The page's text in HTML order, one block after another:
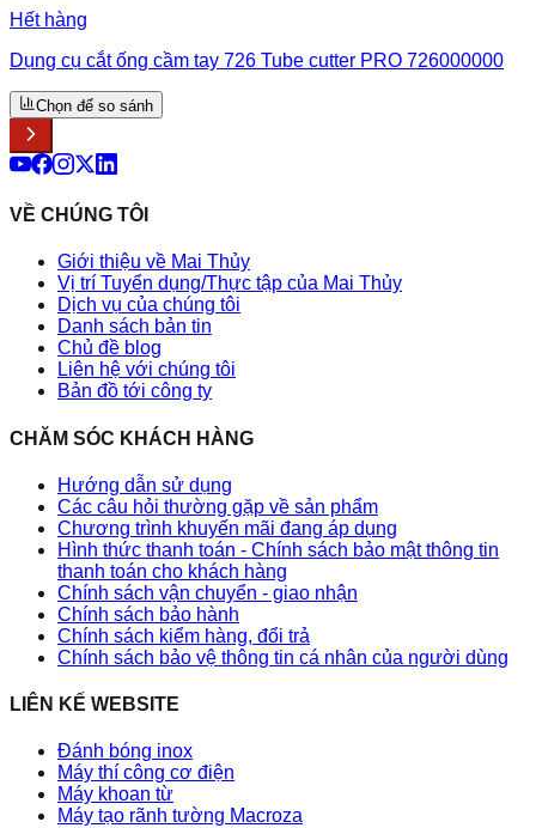
Hết hàng
Dụng cụ cắt ống cầm tay 726 Tube cutter PRO 726000000
Chọn để so sánh
VỀ CHÚNG TÔI
Giới thiệu về Mai Thủy
Vị trí Tuyển dụng/Thực tập của Mai Thủy
Dịch vụ của chúng tôi
Danh sách bản tin
Chủ đề blog
Liên hệ với chúng tôi
Bản đồ tới công ty
CHĂM SÓC KHÁCH HÀNG
Hướng dẫn sử dụng
Các câu hỏi thường gặp về sản phẩm
Chương trình khuyến mãi đang áp dụng
Hình thức thanh toán - Chính sách bảo mật thông tin
thanh toán cho khách hàng
Chính sách vận chuyển - giao nhận
Chính sách bảo hành
Chính sách kiểm hàng, đổi trả
Chính sách bảo vệ thông tin cá nhân của người dùng
LIÊN KẾ WEBSITE
Đánh bóng inox
Máy thí công cơ điện
Máy khoan từ
Máy tạo rãnh tường Macroza